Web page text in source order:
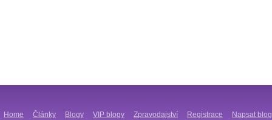
Home Články Blogy VIP blogy Zpravodajství Registrace Napsat blog